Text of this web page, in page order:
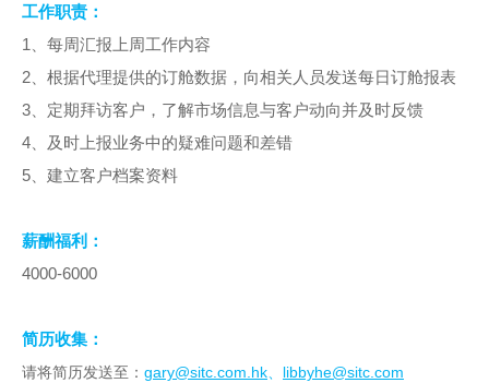
工作职责：
1 、每周汇报上周工作内容
2、根据代理提供的订舱数据，向相关人员发送每日订舱报表
3、定期拜访客户，了解市场信息与客户动向并及时反馈
4、及时上报业务中的疑难问题和差错
5、建立客户档案资料
薪酬福利：
4000-6000
简历收集：
请将简历发送至： gary@sitc.com.hk、 libbyhe@sitc.com